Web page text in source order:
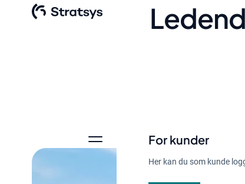
For kunder
Her kan du som kunde